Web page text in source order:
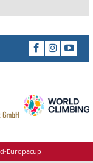
Europacup